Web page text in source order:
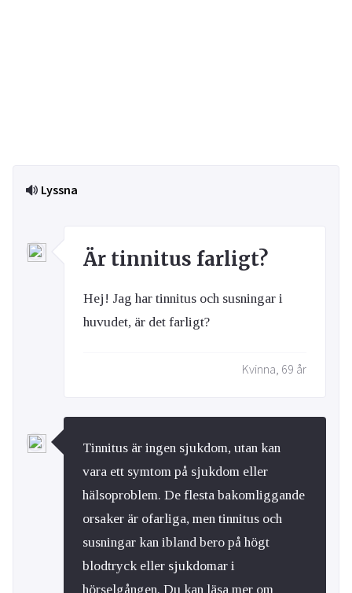
Lyssna
Är tinnitus farligt?
Hej! Jag har tinnitus och susningar i
huvudet, är det farligt?
Kvinna, 69 år
Tinnitus är ingen sjukdom, utan kan
vara ett symtom på sjukdom eller
hälsoproblem. De flesta bakomliggande
orsaker är ofarliga, men tinnitus och
susningar kan ibland bero på högt
blodtryck eller sjukdomar i
hörselgången. Du kan läsa mer om